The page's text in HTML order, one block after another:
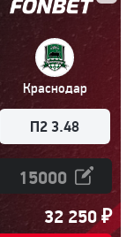
Краснодар
П2 3.48
32 250₽